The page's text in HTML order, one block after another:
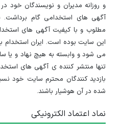
و روزانه مدیران و نویسندگان
آگهی های استخدامی گام برداشت.
مطلوب و با کیفیت آگهی های
این سایت بوده است. ایران
می شود و وابسته به هیچ نهاد و یا
تنها منتشر کننده ی آگهی های
بازدید کنندگان محترم سایت خود
شده در آن هوشیار باشند.
نماد اعتماد الکترونیکی